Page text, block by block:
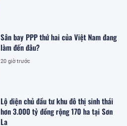
Sân bay PPP thứ hai của Việt Nam đang
làm đến đâu?
20 giờ trước
Lộ diện chủ đầu tư khu đô thị sinh thái
hơn 3.000 tỷ đồng rộng 170 ha tại Sơn
La